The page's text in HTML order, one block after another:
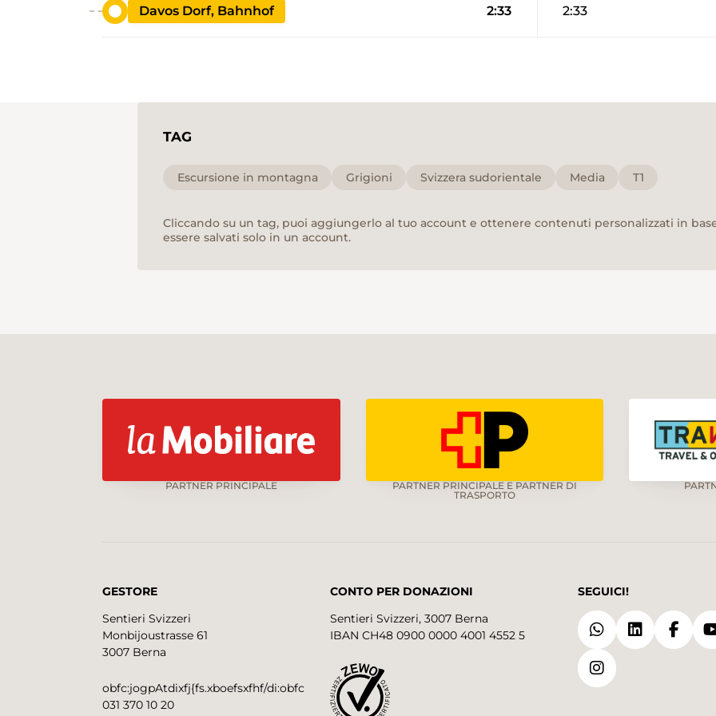
Davos Dorf, Bahnhof 2:33 2:33
TAG
Escursione in montagna Grigioni Svizzera sudorientale Media T1
Cliccando su un tag, puoi aggiungerlo al tuo account e ottenere contenuti personalizzati in
essere salvati solo in un account.
PARTNER PRINCIPALE
PARTNER PRINCIPALE E PARTNER DI
TRASPORTO
GESTORE
Sentieri Svizzeri
Monbijoustrasse 61
3007 Berna
obfc:jogpAtdixfj{fs.xboefsxfhf/di:obfc
031 370 10 20
CONTO PER DONAZIONI
Sentieri Svizzeri, 3007 Berna
IBAN CH48 0900 0000 4001 4552 5
SEGUICI!